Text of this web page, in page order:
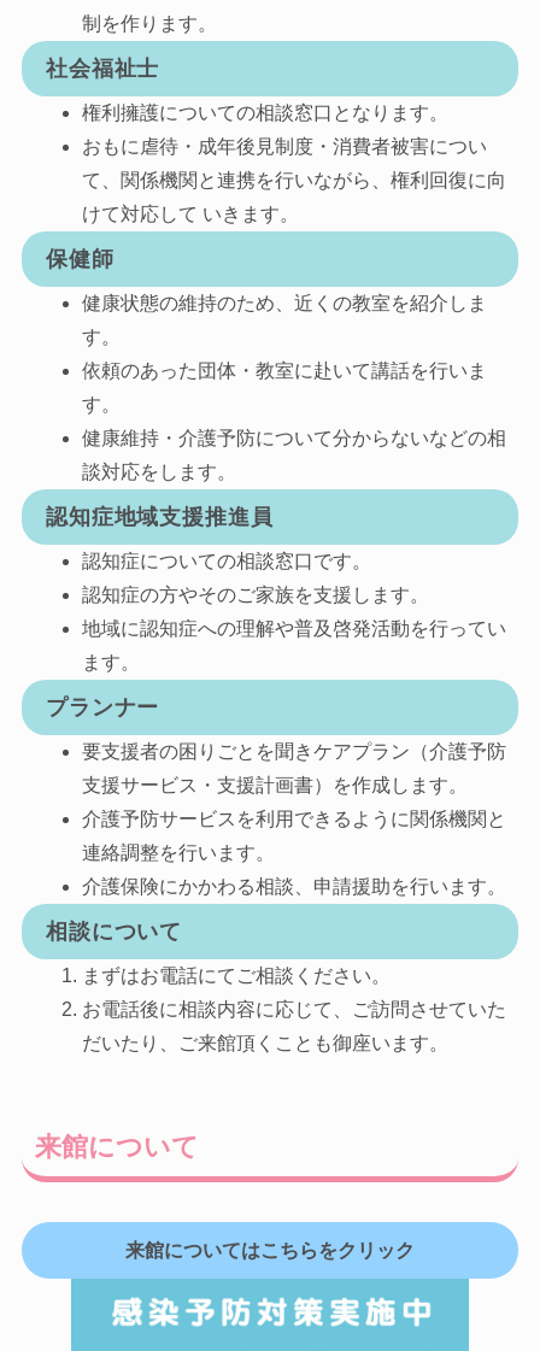
制を作ります。
社会福祉士
権利擁護についての相談窓口となります。
おもに虐待・成年後見制度・消費者被害につい
て、関係機関と連携を行いながら、権利回復に向
けて対応して いきます。
保健師
健康状態の維持のため、近くの教室を紹介しま
す。
依頼のあった団体・教室に赴いて講話を行いま
す。
健康維持・介護予防について分からないなどの相
談対応をします。
認知症地域支援推進員
認知症についての相談窓口です。
認知症の方やそのご家族を支援します。
地域に認知症への理解や普及啓発活動を行ってい
ます。
プランナー
要支援者の困りごとを聞きケアプラン（介護予防
支援サービス・支援計画書）を作成します。
介護予防サービスを利用できるように関係機関と
連絡調整を行います。
介護保険にかかわる相談、申請援助を行います。
相談について
まずはお電話にてご相談ください。
お電話後に相談内容に応じて、ご訪問させていた
だいたり、ご来館頂くことも御座います。
来館について
来館についてはこちらをクリック